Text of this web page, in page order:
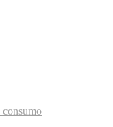
consumo